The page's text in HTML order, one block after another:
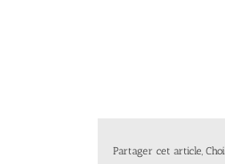
Partager cet article,